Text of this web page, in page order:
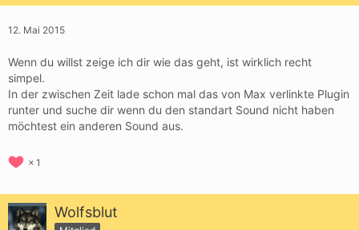
12. Mai 2015
Wenn du willst zeige ich dir wie das geht, ist wirklich recht
simpel.
In der zwischen Zeit lade schon mal das von Max verlinkte Plugin
runter und suche dir wenn du den standart Sound nicht haben
möchtest ein anderen Sound aus.
1
Wolfsblut